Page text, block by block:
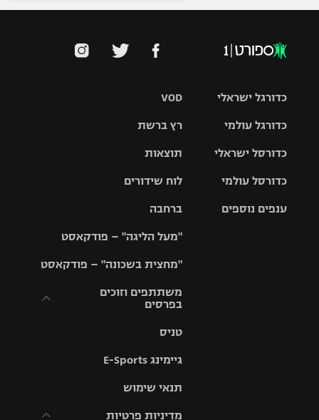
VOD
רץ ברשת
תוצאות
לוח שידורים
ברחבה
"מעל הליגה" – פודקאסט
"מחצית בשכונה" – פודקאסט
משתתפים וזוכים
בפרסים
וזוכים בפרסים
תקנון עבור פעילות
טניס
גיימינג E-Sports
תנאי שימוש
מדיניות פרטיות
כדורגל ישראלי
גביע הטוטו
כדורגל עולמי
האלופות
ליגה
כדורסל ישראלי
סל
כדורסל עולמי
ענפים נוספים